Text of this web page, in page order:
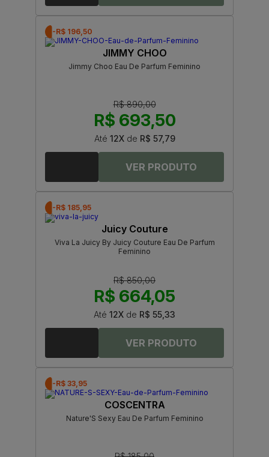
-R$ 196,50
JIMMY CHOO
Jimmy Choo Eau De Parfum Feminino
R$ 890,00
R$ 693,50
Até 12Xde R$ 57,79
-R$ 185,95
Juicy Couture
Viva La Juicy By Juicy Couture Eau De Parfum
Feminino
R$ 850,00
R$ 664,05
Até 12X de R$ 55,33
-R$ 33,95
COSCENTRA
Nature'S Sexy Eau De Parfum Feminino